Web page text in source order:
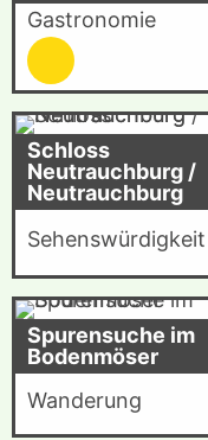
Gastronomie
Schloss
Neutrauchburg /
Neutrauchburg
Sehenswürdigkeit
Spurensuche im
Bodenmöser
Wanderung